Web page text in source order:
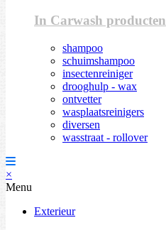
In Carwash producten
shampoo
schuimshampoo
insectenreiniger
drooghulp - wax
ontvetter
wasplaatsreinigers
diversen
wasstraat - rollover
×
Menu
Exterieur